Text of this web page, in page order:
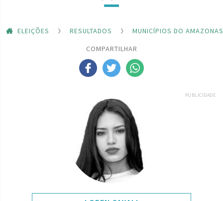
ELEIÇÕES RESULTADOS
MUNICÍPIOS DO AMAZONAS
COMPARTILHAR
PUBLICIDADE